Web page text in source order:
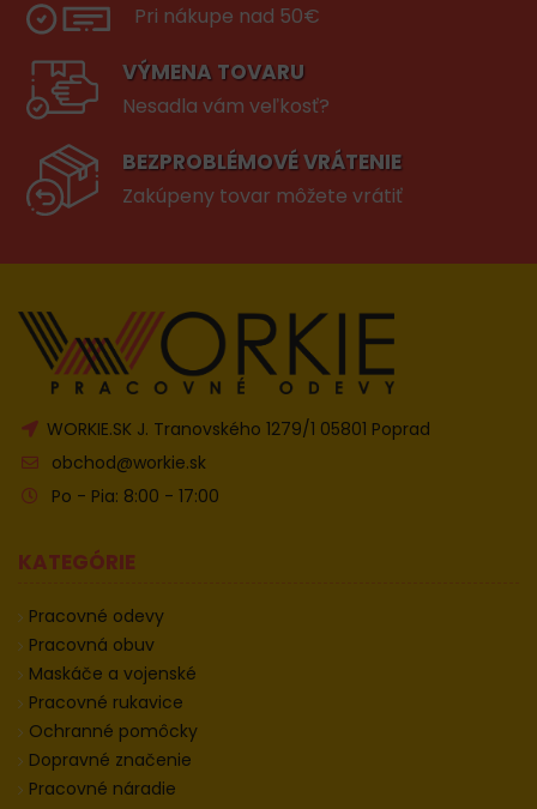
Pri nákupe nad 50€
VÝMENA TOVARU
Nesadla vám veľkosť?
BEZPROBLÉMOVÉ VRÁTENIE
Zakúpeny tovar môžete vrátiť
WORKIE.SK J. Tranovského 1279/1 05801 Poprad
obchod@workie.sk
Po - Pia: 8:00 - 17:00
KATEGÓRIE
Pracovné odevy
Pracovná obuv
Maskáče a vojenské
Pracovné rukavice
Ochranné pomôcky
Dopravné značenie
Pracovné náradie